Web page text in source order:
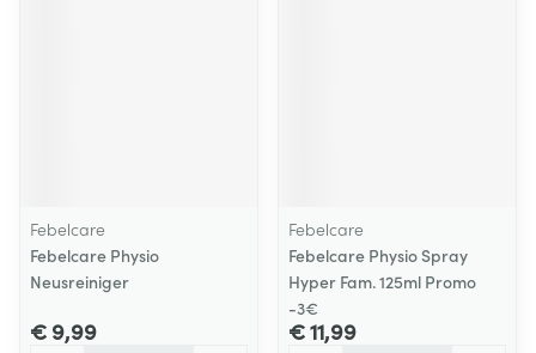
Febelcare
Febelcare Physio
Neusreiniger
€ 9,99
Febelcare
Febelcare Physio Spray
Hyper Fam. 125ml Promo
-3€
€ 11,99